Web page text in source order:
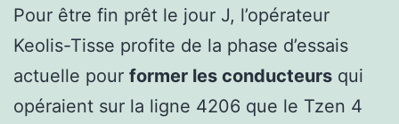
Pour être fin prêt le jour J, l’opérateur
Keolis-Tisse profite de la phase d’essais
actuelle pour former les conducteurs qui
opéraient sur la ligne 4206 que le Tzen 4